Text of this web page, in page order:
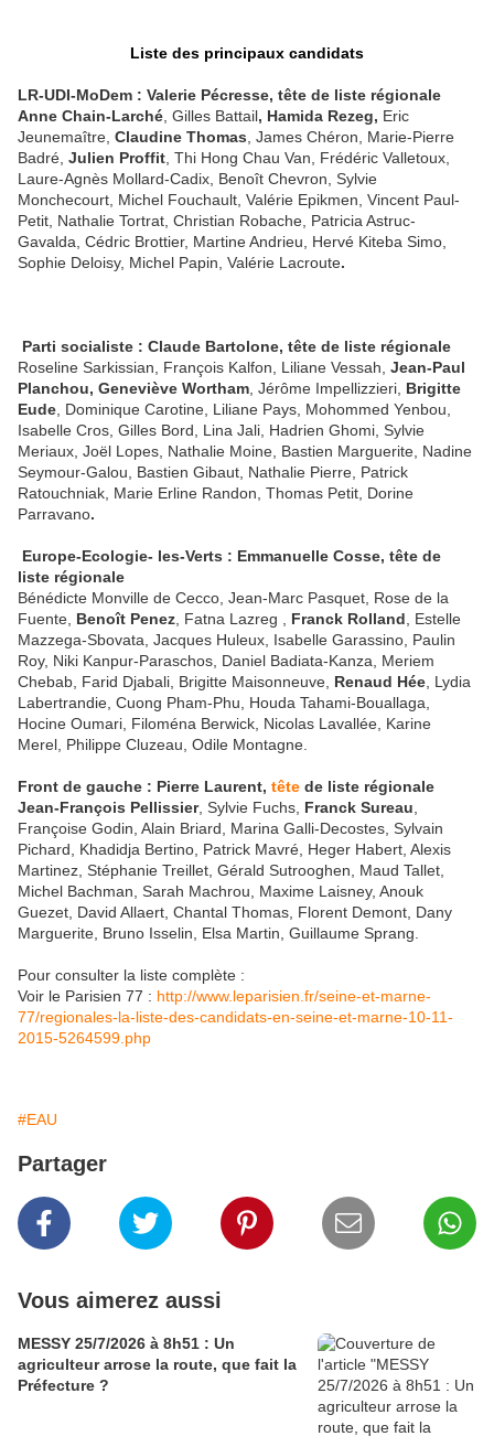
Liste des principaux candidats
LR-UDI-MoDem : Valerie Pécresse, tête de liste régionale
Anne Chain-Larché , Gilles Battail, Hamida Rezeg, Eric
Jeunemaître, Claudine Thomas , James Chéron, Marie-Pierre
Badré, Julien Proffit , Thi Hong Chau Van, Frédéric Valletoux,
Laure-Agnès Mollard-Cadix, Benoît Chevron, Sylvie
Monchecourt, Michel Fouchault, Valérie Epikmen, Vincent Paul-
Petit, Nathalie Tortrat, Christian Robache, Patricia Astruc-
Gavalda, Cédric Brottier, Martine Andrieu, Hervé Kiteba Simo,
Sophie Deloisy, Michel Papin, Valérie Lacroute.
Parti socialiste : Claude Bartolone, tête de liste régionale
Roseline Sarkissian, François Kalfon, Liliane Vessah, Jean-Paul
Planchou, Geneviève Wortham , Jérôme Impellizzieri, Brigitte
Eude , Dominique Carotine, Liliane Pays, Mohommed Yenbou,
Isabelle Cros, Gilles Bord, Lina Jali, Hadrien Ghomi, Sylvie
Meriaux, Joël Lopes, Nathalie Moine, Bastien Marguerite, Nadine
Seymour-Galou, Bastien Gibaut, Nathalie Pierre, Patrick
Ratouchniak, Marie Erline Randon, Thomas Petit, Dorine
Parravano.
Europe-Ecologie- les-Verts : Emmanuelle Cosse, tête de
liste régionale
Bénédicte Monville de Cecco, Jean-Marc Pasquet, Rose de la
Fuente, Benoît Penez , Fatna Lazreg , Franck Rolland , Estelle
Mazzega-Sbovata, Jacques Huleux, Isabelle Garassino, Paulin
Roy, Niki Kanpur-Paraschos, Daniel Badiata-Kanza, Meriem
Chebab, Farid Djabali, Brigitte Maisonneuve, Renaud Hée , Lydia
Labertrandie, Cuong Pham-Phu, Houda Tahami-Bouallaga,
Hocine Oumari, Filoména Berwick, Nicolas Lavallée, Karine
Merel, Philippe Cluzeau, Odile Montagne.
Front de gauche : Pierre Laurent, tête de liste régionale
Jean-François Pellissier, Sylvie Fuchs, Franck Sureau
Françoise Godin, Alain Briard, Marina Galli-Decostes, Sylvain
Pichard, Khadidja Bertino, Patrick Mavré, Heger Habert, Alexis
Martinez, Stéphanie Treillet, Gérald Sutrooghen, Maud Tallet,
Michel Bachman, Sarah Machrou, Maxime Laisney, Anouk
Guezet, David Allaert, Chantal Thomas, Florent Demont, Dany
Marguerite, Bruno Isselin, Elsa Martin, Guillaume Sprang.
Pour consulter la liste complète :
Voir le Parisien 77 : http://www.leparisien.fr/seine-et-marne-
77/regionales-la-liste-des-candidats-en-seine-et-marne-10-11-
2015-5264599.php
#EAU
Partager
Vous aimerez aussi
MESSY 25/7/2026 à 8h51 : Un
agriculteur arrose la route, que fait la
Préfecture ?